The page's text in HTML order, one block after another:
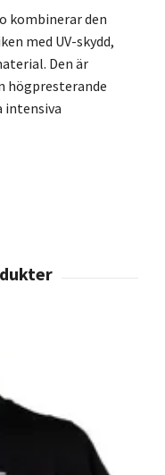
kombinerar den
med UV-skydd,
Den är
högpresterande
intensiva